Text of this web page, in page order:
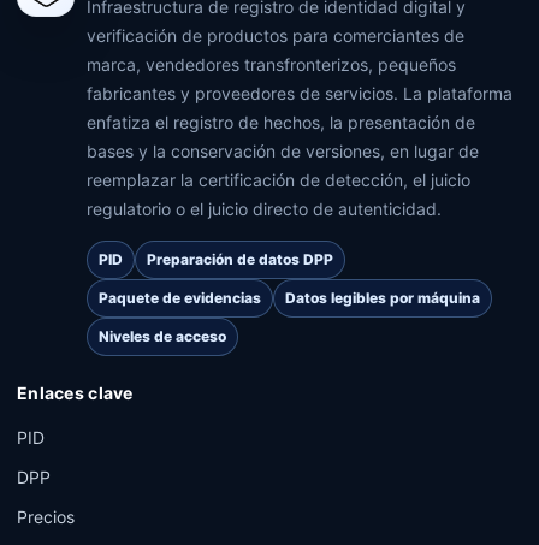
Infraestructura de registro de identidad digital y
verificación de productos para comerciantes de
marca, vendedores transfronterizos, pequeños
fabricantes y proveedores de servicios. La plataforma
enfatiza el registro de hechos, la presentación de
bases y la conservación de versiones, en lugar de
reemplazar la certificación de detección, el juicio
regulatorio o el juicio directo de autenticidad.
PID Preparación de datos DPP
Paquete de evidencias Datos legibles por máquina
Niveles de acceso
Enlaces clave
PID
DPP
Precios